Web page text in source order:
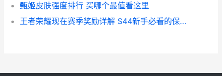
甄姬皮肤强度排行 买哪个最值看这里
王者荣耀现在赛季奖励详解 S44新手必看的保姆级领取攻略